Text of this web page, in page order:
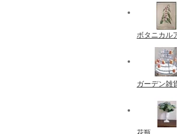
ボタニカル
ガーデン雑